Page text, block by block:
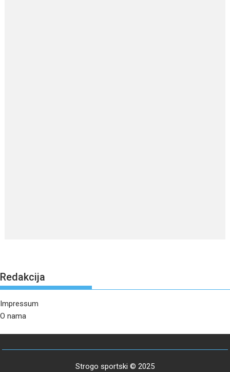
Redakcija
Impressum
O nama
Strogo sportski © 2025